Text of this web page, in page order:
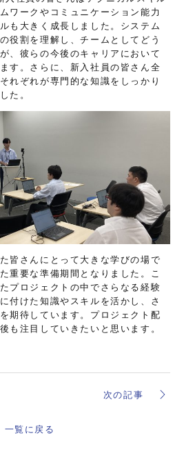
ワークやコミュニケーション能力
も大きく成長しました。システム
役割を理解し、チームとしてどう
、彼らの今後のキャリアにおいて
す。さらに、新入社員の皆さん全
れぞれが専門的な知識をしっかり
た。
皆さんにとって大きな学びの場で
重要な準備期間となりました。こ
プロジェクトの中でさらなる経験
付けた知識やスキルを活かし、さ
期待しています。プロジェクト配
も注目していきたいと思います。
一覧に戻る
次の記事